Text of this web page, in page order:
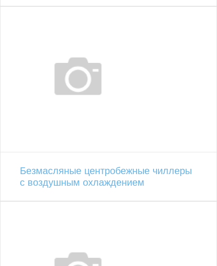
Безмасляные центробежные чиллеры
с воздушным охлаждением